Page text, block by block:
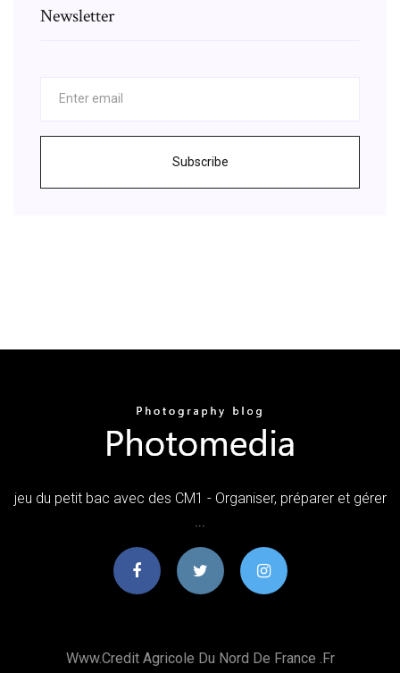
Newsletter
Subscribe
jeu du petit bac avec des CM1 - Organiser, préparer et gérer
Www.credit Agricole Du Nord De France .fr